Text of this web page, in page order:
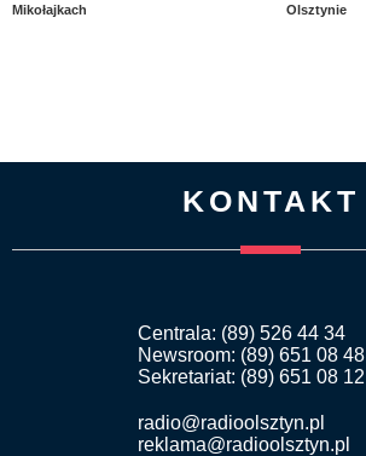
Mikołajkach
Olsztynie
KONTAKT
Centrala: (89) 526 44 34
Newsroom: (89) 651 08 48
Sekretariat: (89) 651 08 12
radio@radioolsztyn.pl
reklama@radioolsztyn.pl